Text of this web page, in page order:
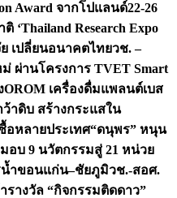
Award จากโปแลนด์22-26
‘Thailand Research Expo
ย เปลี่ยนอนาคตไทยวช. –
ผ่านโครงการ TVET Smart
OROM เครื่องดื่มแพลนต์เบส
าดิบ สร้างกระแสใน
อหลายประเทศ“ดนุพร” หนุน
อบ 9 นวัตกรรมสู่ 21 หน่วย
น้ำขอนแก่น–ชัยภูมิวช.-สอศ.
างวัล “กิจกรรมติดดาว”